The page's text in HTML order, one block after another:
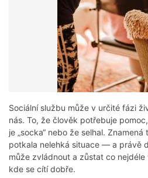
Sociální službu může v určité fázi
nás. To, že člověk potřebuje
je „socka“ nebo že selhal.
potkala nelehká situace — a právě
může zvládnout a zůstat co
kde se cítí dobře.